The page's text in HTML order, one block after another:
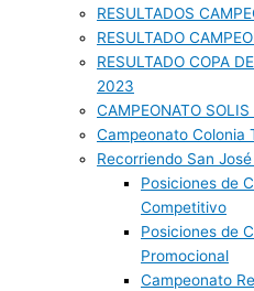
RESULTADOS
RESULTADO
RESULTADO COPA
2023
CAMPEONATO
Campeonato Colonia
Recorriendo San
Posiciones de
Competitivo
Posiciones de
Promocional
Campeonato